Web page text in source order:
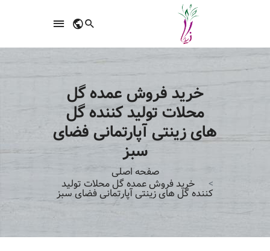
خرید فروش عمده گل
محلات تولید کننده گل
های زینتی آپارتمانی فضای
سبز
صفحه اصلی
خرید فروش عمده گل محلات تولید
کننده گل های زینتی آپارتمانی فضای سبز